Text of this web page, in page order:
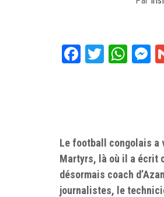
Facebook
Twitter
Le football congolais a
Martyrs, là où il a écrit
désormais coach
journalistes, le